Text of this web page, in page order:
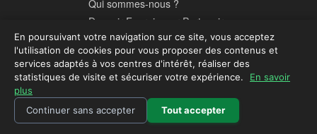
Qui sommes-nous ?
Devenir Fournisseur Partenaire
Publier une annonce
Contact & Sécurité
Plateforme sécurisée - Tous droits réservés © 2026 EspaceAgro.
Mentions légales
En poursuivant votre navigation sur ce site, vous acceptez
l'utilisation de cookies pour vous proposer des contenus et
services adaptés à vos centres d'intérêt, réaliser des
statistiques de visite et sécuriser votre expérience.
En savoir
plus
Continuer sans accepter
Tout accepter